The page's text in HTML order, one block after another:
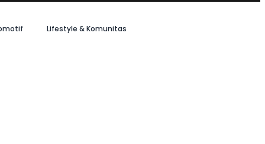
Lifestyle & Komunitas